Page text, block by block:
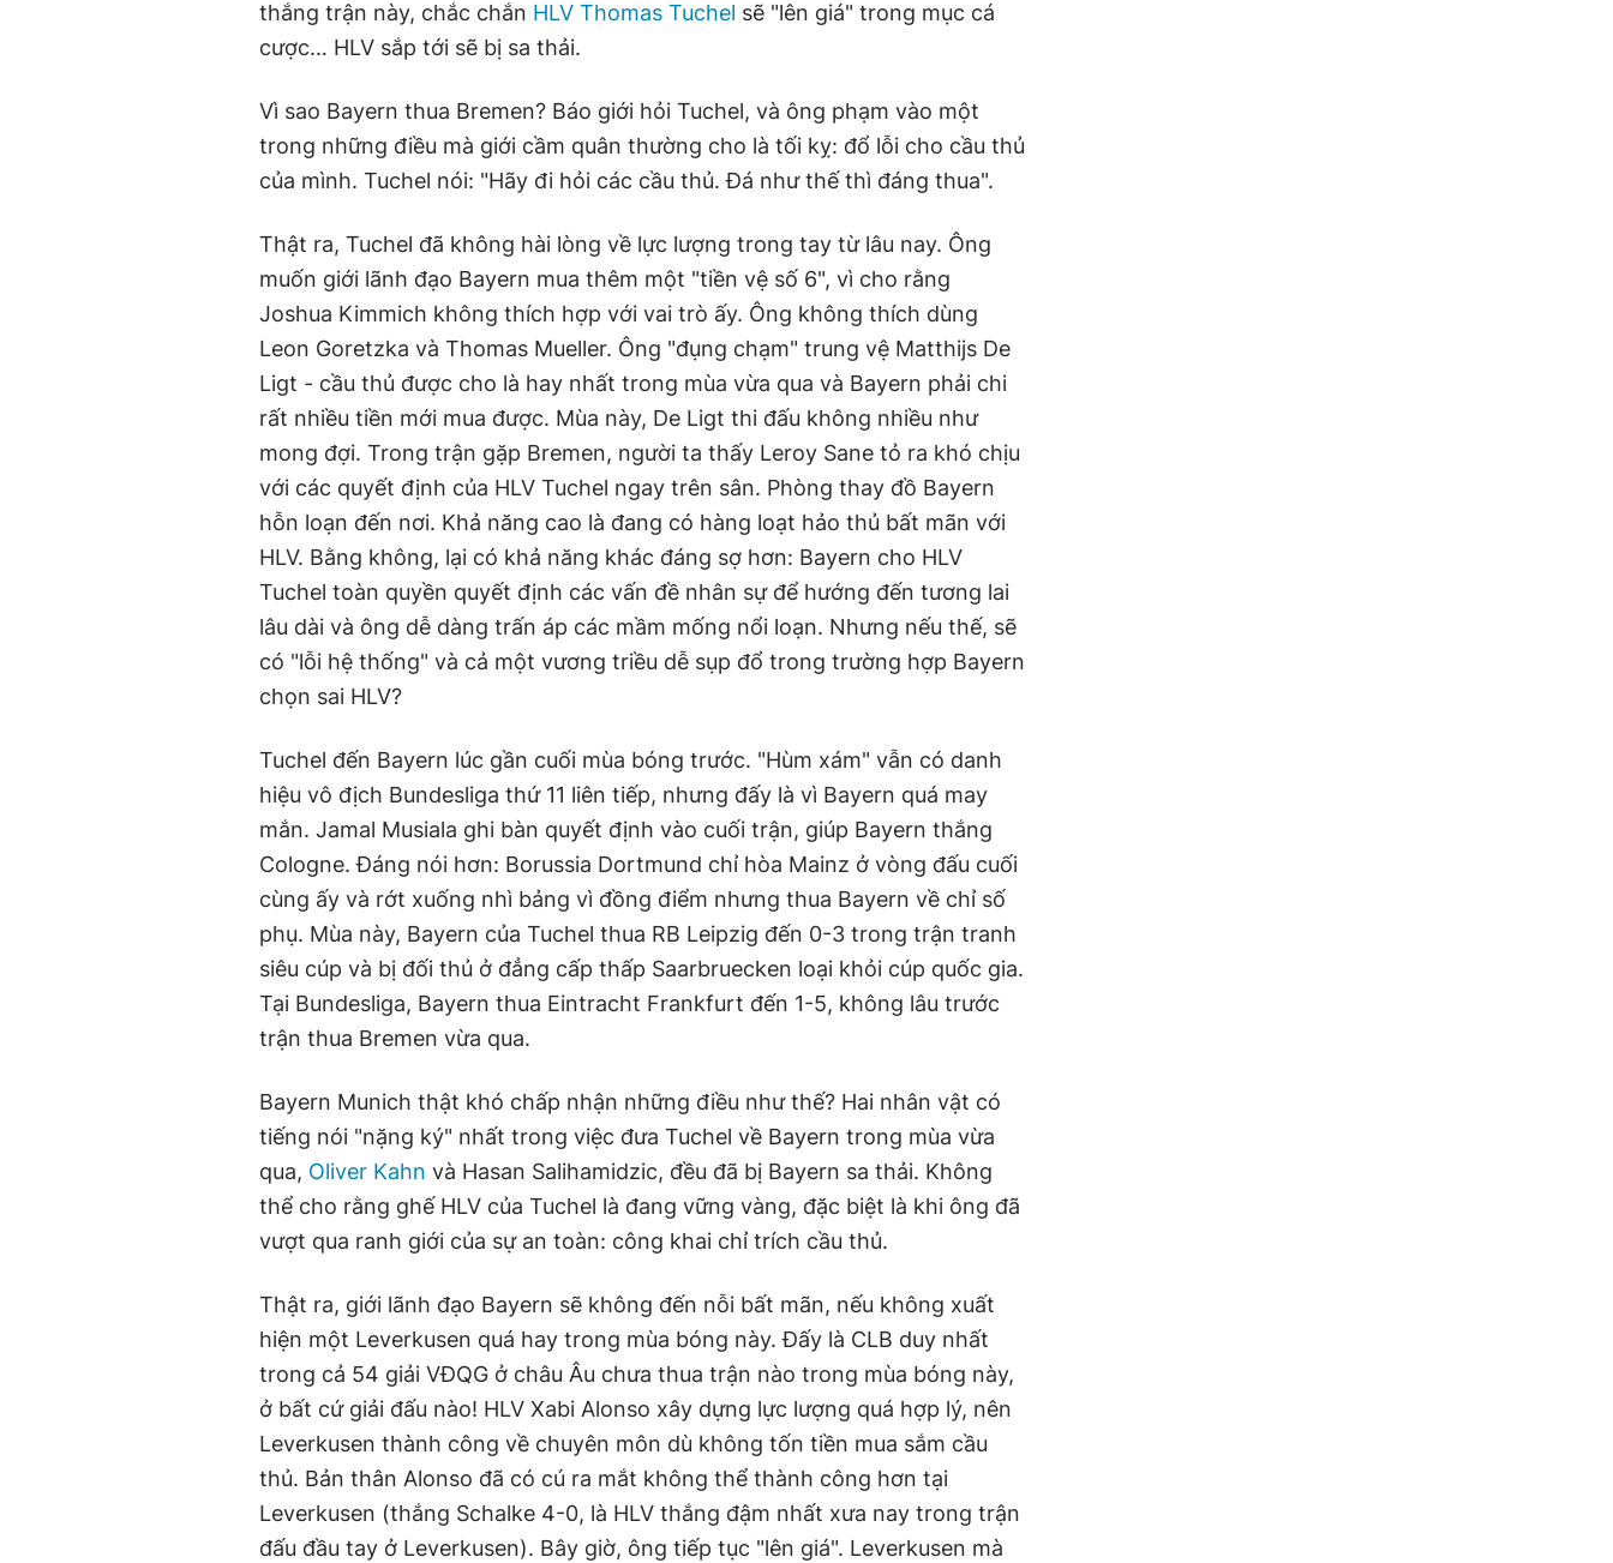
thắng trận này, chắc chắn HLV Thomas Tuchel sẽ "lên giá" trong mục cá
cược… HLV sắp tới sẽ bị sa thải.
Vì sao Bayern thua Bremen? Báo giới hỏi Tuchel, và ông phạm vào một
trong những điều mà giới cầm quân thường cho là tối kỵ: đổ lỗi cho cầu thủ
của mình. Tuchel nói: "Hãy đi hỏi các cầu thủ. Đá như thế thì đáng thua".
Thật ra, Tuchel đã không hài lòng về lực lượng trong tay từ lâu nay. Ông
muốn giới lãnh đạo Bayern mua thêm một "tiền vệ số 6", vì cho rằng
Joshua Kimmich không thích hợp với vai trò ấy. Ông không thích dùng
Leon Goretzka và Thomas Mueller. Ông "đụng chạm" trung vệ Matthijs De
Ligt - cầu thủ được cho là hay nhất trong mùa vừa qua và Bayern phải chi
rất nhiều tiền mới mua được. Mùa này, De Ligt thi đấu không nhiều như
mong đợi. Trong trận gặp Bremen, người ta thấy Leroy Sane tỏ ra khó chịu
với các quyết định của HLV Tuchel ngay trên sân. Phòng thay đồ Bayern
hỗn loạn đến nơi. Khả năng cao là đang có hàng loạt hảo thủ bất mãn với
HLV. Bằng không, lại có khả năng khác đáng sợ hơn: Bayern cho HLV
Tuchel toàn quyền quyết định các vấn đề nhân sự để hướng đến tương lai
lâu dài và ông dễ dàng trấn áp các mầm mống nổi loạn. Nhưng nếu thế, sẽ
có "lỗi hệ thống" và cả một vương triều dễ sụp đổ trong trường hợp Bayern
chọn sai HLV?
Tuchel đến Bayern lúc gần cuối mùa bóng trước. "Hùm xám" vẫn có danh
hiệu vô địch Bundesliga thứ 11 liên tiếp, nhưng đấy là vì Bayern quá may
mắn. Jamal Musiala ghi bàn quyết định vào cuối trận, giúp Bayern thắng
Cologne. Đáng nói hơn: Borussia Dortmund chỉ hòa Mainz ở vòng đấu cuối
cùng ấy và rớt xuống nhì bảng vì đồng điểm nhưng thua Bayern về chỉ số
phụ. Mùa này, Bayern của Tuchel thua RB Leipzig đến 0-3 trong trận tranh
siêu cúp và bị đối thủ ở đẳng cấp thấp Saarbruecken loại khỏi cúp quốc gia.
Tại Bundesliga, Bayern thua Eintracht Frankfurt đến 1-5, không lâu trước
trận thua Bremen vừa qua.
Bayern Munich thật khó chấp nhận những điều như thế? Hai nhân vật có
tiếng nói "nặng ký" nhất trong việc đưa Tuchel về Bayern trong mùa vừa
qua, Oliver Kahn và Hasan Salihamidzic, đều đã bị Bayern sa thải. Không
thể cho rằng ghế HLV của Tuchel là đang vững vàng, đặc biệt là khi ông đã
vượt qua ranh giới của sự an toàn: công khai chỉ trích cầu thủ.
Thật ra, giới lãnh đạo Bayern sẽ không đến nỗi bất mãn, nếu không xuất
hiện một Leverkusen quá hay trong mùa bóng này. Đấy là CLB duy nhất
trong cả 54 giải VĐQG ở châu Âu chưa thua trận nào trong mùa bóng này,
ở bất cứ giải đấu nào! HLV Xabi Alonso xây dựng lực lượng quá hợp lý, nên
Leverkusen thành công về chuyên môn dù không tốn tiền mua sắm cầu
thủ. Bản thân Alonso đã có cú ra mắt không thể thành công hơn tại
Leverkusen (thắng Schalke 4-0, là HLV thắng đậm nhất xưa nay trong trận
đấu đầu tay ở Leverkusen). Bây giờ, ông tiếp tục "lên giá". Leverkusen mà